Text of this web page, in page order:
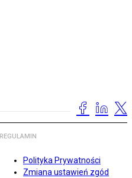
REGULAMIN
Polityka Prywatności
Zmiana ustawień zgód